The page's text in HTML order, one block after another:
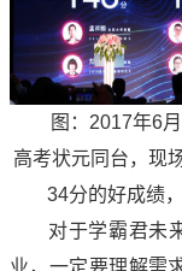
图：2017年6
高考状元同台，现
34分的好成绩
对于学霸君未
业，一定要理解需